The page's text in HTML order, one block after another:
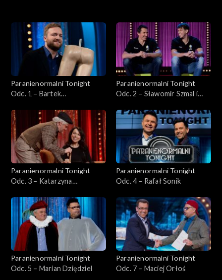
Paranienormalni Tonight
Odc. 1 – Bartek
Paranienormalni Tonight
Odc. 2 – Sławomir Szmal i
Paranienormalni Tonight
Odc. 3 – Katarzyna
Paranienormalni Tonight
Odc. 4 – Rafał Sonik
Paranienormalni Tonight
Odc. 5 – Marian Dziędziel
Paranienormalni Tonight
Odc. 7 – Maciej Orłoś